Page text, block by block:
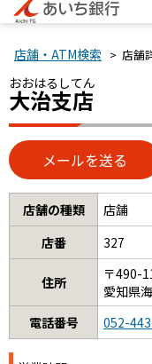
店舗・ATM検索 > 店舗
おおはるしてん
大治支店
店舗の種類
店舗
店番
327
住所
〒490-
愛知県
電話番号
052-